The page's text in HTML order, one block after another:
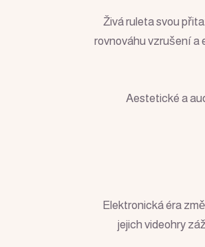
Živá ruleta svou
rovnováhu vzrušení a
Aestetické a
Elektronická éra
jejich videohry